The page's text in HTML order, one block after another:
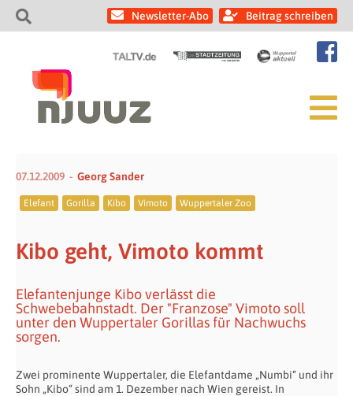
Newsletter-Abo Beitrag schreiben
07.12.2009 Georg Sander
Elefant Gorilla Kibo Vimoto Wuppertaler Zoo
Kibo geht, Vimoto kommt
Elefantenjunge Kibo verlässt die
Schwebebahnstadt. Der "Franzose" Vimoto soll
unter den Wuppertaler Gorillas für Nachwuchs
sorgen.
Zwei prominente Wuppertaler, die Elefantdame „Numbi“ und ihr
Sohn „Kibo“ sind am 1. Dezember nach Wien gereist. In